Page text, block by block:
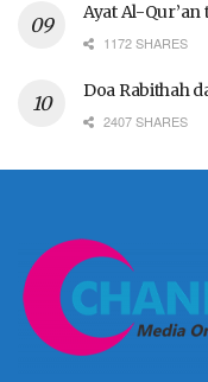
Ayat Al-
1172 SHARES
Doa Rabithah
2407 SHARES